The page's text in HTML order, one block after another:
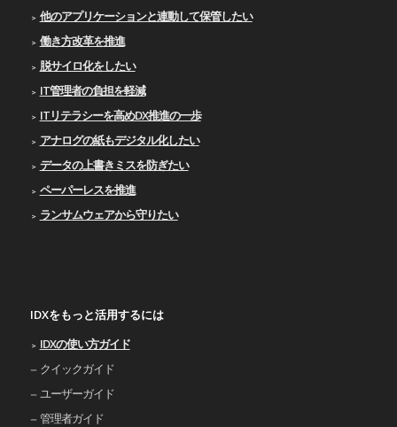
他のアプリケーションと連動して保管したい
働き方改革を推進
脱サイロ化をしたい
IT管理者の負担を軽減
ITリテラシーを高めDX推進の一歩
アナログの紙もデジタル化したい
データの上書きミスを防ぎたい
ペーパーレスを推進
ランサムウェアから守りたい
IDXをもっと活用するには
IDXの使い⽅ガイド
クイックガイド
ユーザーガイド
管理者ガイド